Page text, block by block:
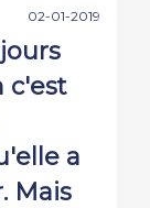
02-01-2019
c'est
a
Mais